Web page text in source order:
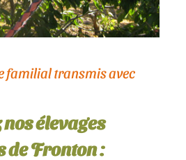
familial transmis avec
élevages
de Fronton :